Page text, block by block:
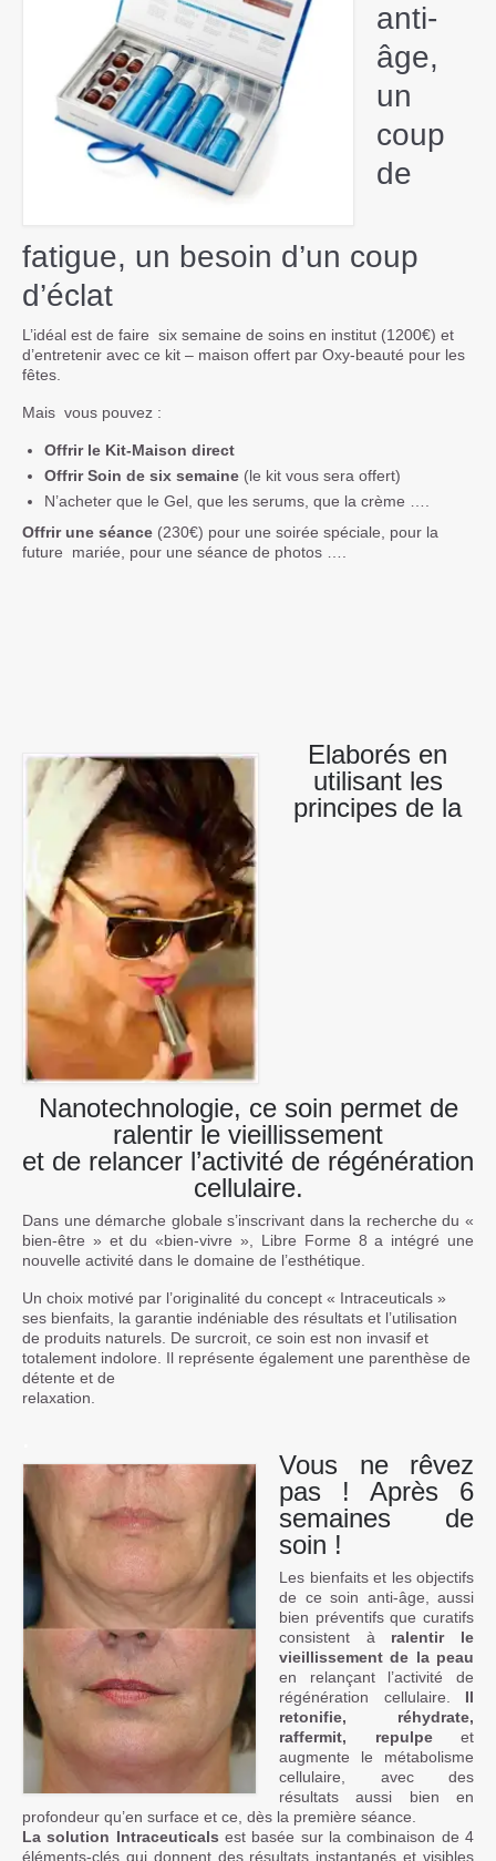
anti-
âge,
un
coup
de
fatigue, un besoin d’un coup
d’éclat
L’idéal est de faire six semaine de soins en institut (1200€) et
d’entretenir avec ce kit – maison offert par Oxy-beauté pour les
fêtes.
Mais vous pouvez :
Offrir le Kit-Maison direct
Offrir Soin de six semaine (le kit vous sera offert)
N’acheter que le Gel, que les serums, que la crème ….
Offrir une séance (230€) pour une soirée spéciale, pour la
future mariée, pour une séance de photos ….
Elaborés en
utilisant les
principes de la
Nanotechnologie, ce soin permet de
ralentir le vieillissement
et de relancer l’activité de régénération
cellulaire.
Dans une démarche globale s’inscrivant dans la recherche du «
bien-être » et du «bien-vivre », Libre Forme 8 a intégré une
nouvelle activité dans le domaine de l’esthétique.
Un choix motivé par l’originalité du concept « Intraceuticals »
ses bienfaits, la garantie indéniable des résultats et l’utilisation
de produits naturels. De surcroit, ce soin est non invasif et
totalement indolore. Il représente également une parenthèse de
détente et de
relaxation.
Vous ne rêvez
pas ! Après 6
semaines de
soin !
Les bienfaits et les objectifs
de ce soin anti-âge, aussi
bien préventifs que curatifs
consistent à ralentir le
vieillissement de la peau
en relançant l’activité de
régénération cellulaire. Il
retonifie, réhydrate,
raffermit, repulpeet
augmente le métabolisme
cellulaire, avec des
résultats aussi bien en
profondeur qu’en surface et ce, dès la première séance.
La solution Intraceuticals est basée sur la combinaison de 4
éléments-clés qui donnent des résultats instantanés et visibles